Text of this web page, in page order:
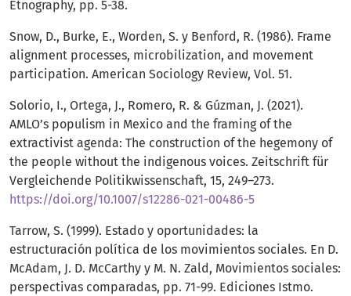
Etnography, pp. 5-38.
Snow, D., Burke, E., Worden, S. y Benford, R. (1986). Frame
alignment processes, microbilization, and movement
participation. American Sociology Review, Vol. 51.
Solorio, I., Ortega, J., Romero, R. & Gúzman, J. (2021).
AMLO’s populism in Mexico and the framing of the
extractivist agenda: The construction of the hegemony of
the people without the indigenous voices. Zeitschrift für
Vergleichende Politikwissenschaft, 15, 249–273.
https://doi.org/10.1007/s12286-021-00486-5
Tarrow, S. (1999). Estado y oportunidades: la
estructuración política de los movimientos sociales. En D.
McAdam, J. D. McCarthy y M. N. Zald, Movimientos sociales:
perspectivas comparadas, pp. 71-99. Ediciones Istmo.